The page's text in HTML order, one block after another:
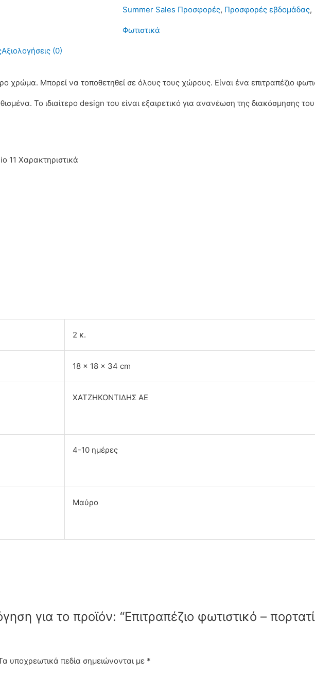
Summer Sales Προσφορές, Προσφορές εβδομάδας,
Φωτιστικά
Αξιολογήσεις (0)
χρώμα. Μπορεί να τοποθετηθεί σε όλους τους χώρους. Είναι ένα επιτραπέζιο
Το ιδιαίτερο design του είναι εξαιρετικό για ανανέωση της διακόσμησης
11 Χαρακτηριστικά
2 κ.
18 × 18 × 34 cm
ΧΑΤΖΗΚΟΝΤΙΔΗΣ ΑΕ
4-10 ημέρες
Μαύρο
για το προϊόν: “Επιτραπέζιο φωτιστικό –
υποχρεωτικά πεδία σημειώνονται με *